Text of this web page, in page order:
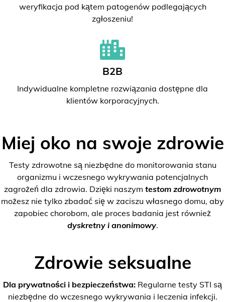
weryfikacja pod kątem patogenów podlegających
zgłoszeniu!
B2B
Indywidualne kompletne rozwiązania dostępne dla
klientów korporacyjnych.
Miej oko na swoje zdrowie
Testy zdrowotne są niezbędne do monitorowania stanu
organizmu i wczesnego wykrywania potencjalnych
zagrożeń dla zdrowia. Dzięki naszym testom zdrowotnym
możesz nie tylko zbadać się w zaciszu własnego domu, aby
zapobiec chorobom, ale proces badania jest również
dyskretny i anonimowy.
Zdrowie seksualne
Dla prywatności i bezpieczeństwa: Regularne testy STI są
niezbędne do wczesnego wykrywania i leczenia infekcji.